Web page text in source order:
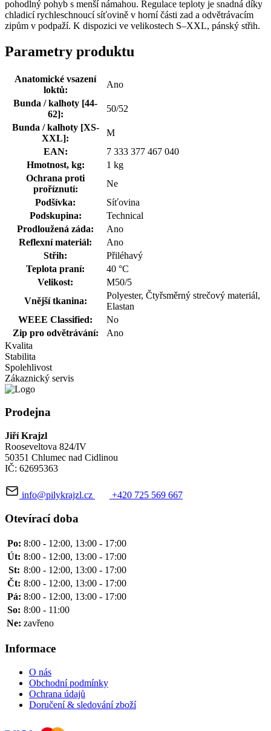
pohodlný pohyb s menší námahou. Regulace teploty je snadná díky
chladicí rychleschnoucí síťovině v horní části zad a odvětrávacím
zipům v podpaží. K dispozici ve velikostech S–XXL, pánský střih.
Parametry produktu
Anatomické vsazení
loktů:
Ano
Bunda / kalhoty [44-
62]:
50/52
Bunda / kalhoty [XS-
XXL]:
M
EAN:
7 333 377 467 040
Hmotnost, kg:
1 kg
Ochrana proti
proříznutí:
Ne
Podšívka:
Síťovina
Podskupina:
Technical
Prodloužená záda:
Ano
Reflexní materiál:
Ano
Střih:
Přiléhavý
Teplota praní:
40 °C
Velikost:
M50/5
Vnější tkanina:
Polyester, Čtyřsměrný strečový materiál,
Elastan
WEEE Classified:
No
Zip pro odvětrávání:
Ano
Kvalita
Stabilita
Spolehlivost
Zákaznický servis
Prodejna
Jiří Krajzl
Rooseveltova 824/IV
50351 Chlumec nad Cidlinou
IČ: 62695363
info@pilykrajzl.cz +420 725 569 667
Otevírací doba
Po: 8:00 - 12:00, 13:00 - 17:00
Út: 8:00 - 12:00, 13:00 - 17:00
St: 8:00 - 12:00, 13:00 - 17:00
Čt: 8:00 - 12:00, 13:00 - 17:00
Pá: 8:00 - 12:00, 13:00 - 17:00
So: 8:00 - 11:00
Ne: zavřeno
Informace
O nás
Obchodní podmínky
Ochrana údajů
Doručení & sledování zboží